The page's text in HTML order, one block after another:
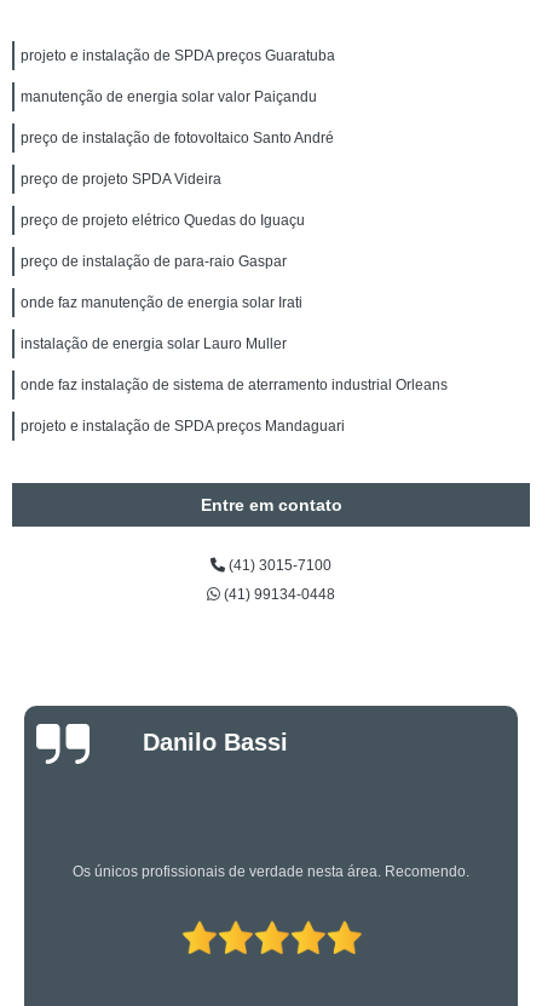
projeto e instalação de SPDA preços Guaratuba
manutenção de energia solar valor Paiçandu
preço de instalação de fotovoltaico Santo André
preço de projeto SPDA Videira
preço de projeto elétrico Quedas do Iguaçu
preço de instalação de para-raio Gaspar
onde faz manutenção de energia solar Irati
instalação de energia solar Lauro Muller
onde faz instalação de sistema de aterramento industrial Orleans
projeto e instalação de SPDA preços Mandaguari
Entre em contato
(41) 3015-7100
(41) 99134-0448
Luciano Rueda
Oliveira
Os caras são bons mesmo! Profissionais de primeira!